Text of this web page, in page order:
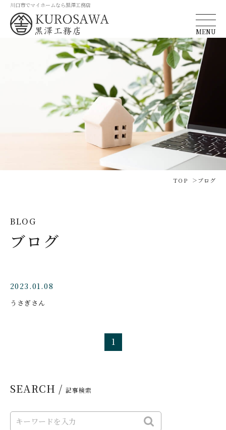
川口市でマイホームなら黒澤工務店
MENU
TOP ブログ
BLOG
ブログ
2023.01.08
うさぎさん
1
SEARCH / 記事検索